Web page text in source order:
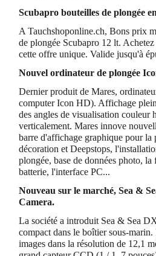
Scubapro bouteilles de plongée
A Tauchshoponline.ch, Bons prix
de plongée Scubapro 12 lt.
cette offre unique. Valide jusqu'à
Nouvel ordinateur de plongée
Dernier produit de Mares,
computer Icon HD). Affichage
des angles de visualisation couleur
verticalement. Mares innove
barre d'affichage graphique pour la
décoration et Deepstops,
plongée, base de données photo,
batterie, l'interface PC...
Nouveau sur le marché, Sea &
Camera.
La société a introduit Sea & Sea
compact dans le boîtier sous-
images dans la résolution de 12,1